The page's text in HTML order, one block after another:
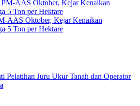
AAS Oktober, Kejar Kenaikan
5 Ton per Hektare